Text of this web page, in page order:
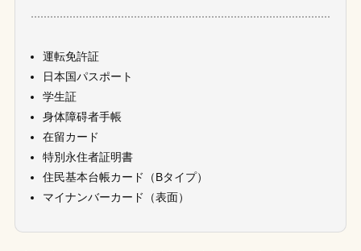
運転免許証
日本国パスポート
学生証
身体障碍者手帳
在留カード
特別永住者証明書
住民基本台帳カード（Bタイプ）
マイナンバーカード（表面）